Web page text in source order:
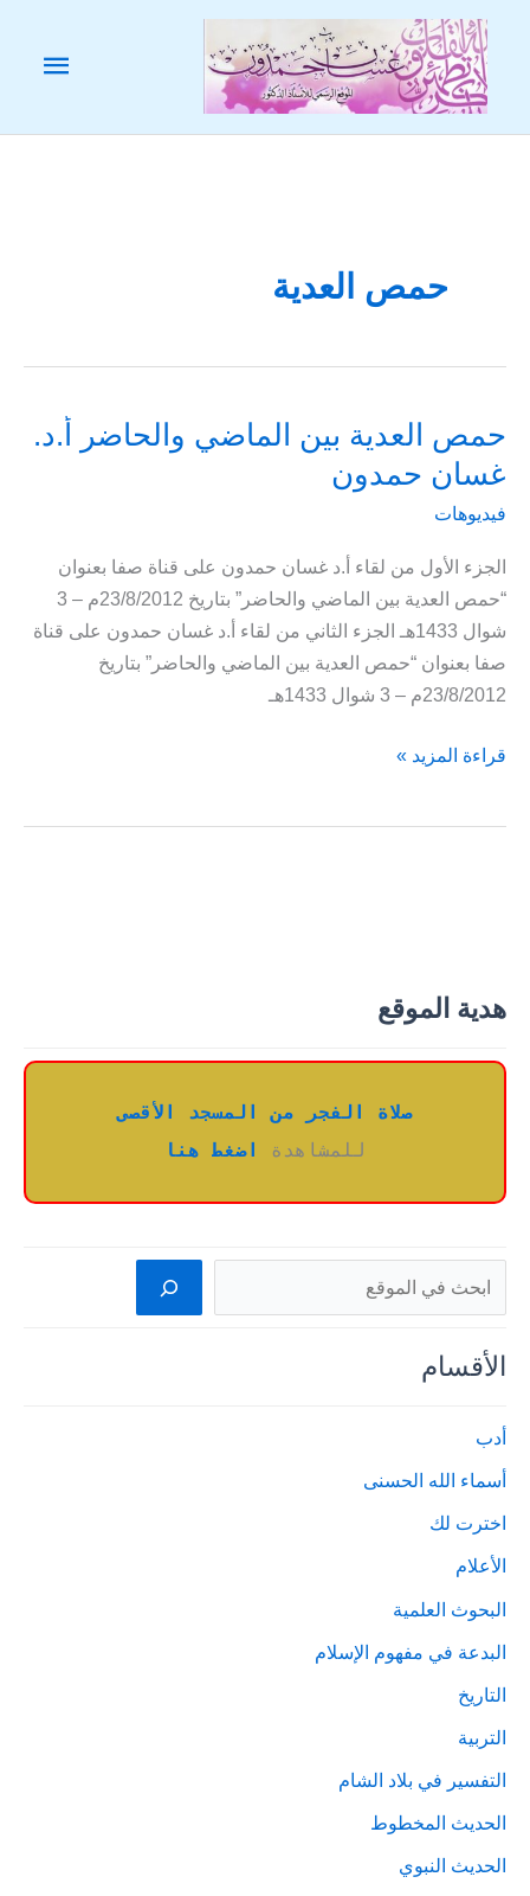
تخطي
المحتوى
هدية الموقع
صلاة الفجر من المسجد الأقصى
للمشاهدة
اضغط هنا
البحث
الأقسام
أدب
أسماء الله الحسنى
اخترت لك
الأعلام
البحوث العلمية
البدعة في مفهوم الإسلام
التاريخ
التربية
التفسير في بلاد الشام
الحديث المخطوط
الحديث النبوي
حمص العدية
حمص العدية بين الماضي والحاضر أ.د.
غسان حمدون
فيديوهات
الجزء الأول من لقاء أ.د غسان حمدون على قناة صفا بعنوان
“حمص العدية بين الماضي والحاضر” بتاريخ 23/8/2012م – 3
شوال 1433هـ الجزء الثاني من لقاء أ.د غسان حمدون على قناة
صفا بعنوان “حمص العدية بين الماضي والحاضر” بتاريخ
23/8/2012م – 3 شوال 1433هـ
حمص
قراءة المزيد »